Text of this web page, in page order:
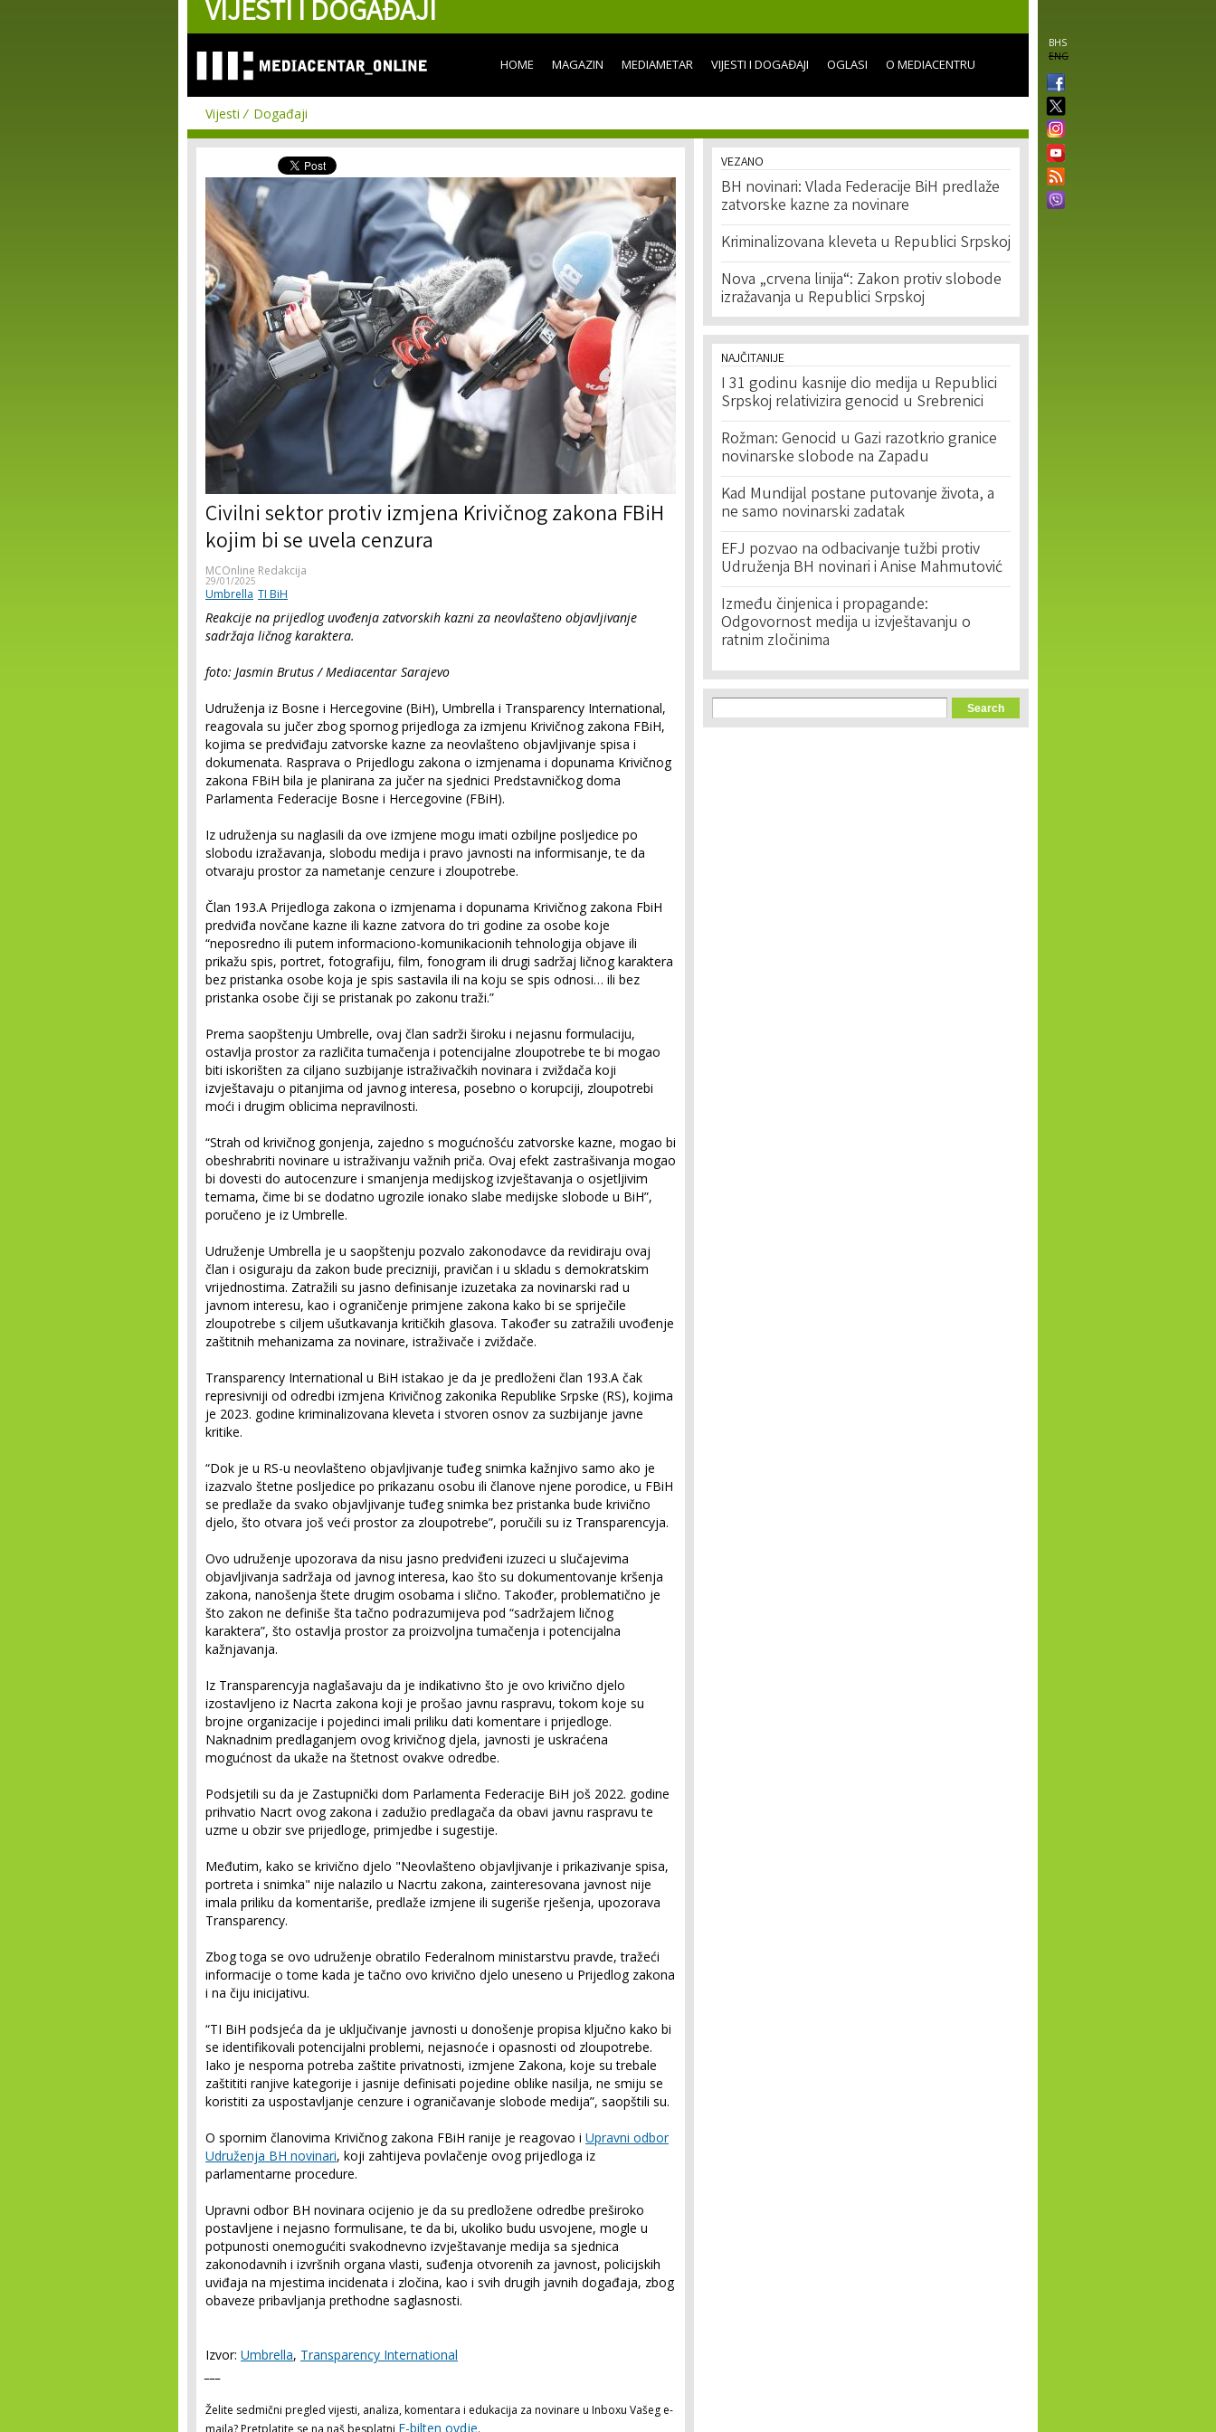
content
VIJESTI I DOGAĐAJI
BHS
ENG
HOME MAGAZIN MEDIAMETAR VIJESTI I DOGAĐAJI OGLASI O MEDIACENTRU
Vijesti Događaji
Civilni sektor protiv izmjena Krivičnog zakona FBiH
kojim bi se uvela cenzura
MCOnline Redakcija
29/01/2025
Umbrella TI BiH
Reakcije na prijedlog uvođenja zatvorskih kazni za neovlašteno objavljivanje
sadržaja ličnog karaktera.
foto: Jasmin Brutus / Mediacentar Sarajevo
Udruženja iz Bosne i Hercegovine (BiH), Umbrella i Transparency International,
reagovala su jučer zbog spornog prijedloga za izmjenu Krivičnog zakona FBiH,
kojima se predviđaju zatvorske kazne za neovlašteno objavljivanje spisa i
dokumenata. Rasprava o Prijedlogu zakona o izmjenama i dopunama Krivičnog
zakona FBiH bila je planirana za jučer na sjednici Predstavničkog doma
Parlamenta Federacije Bosne i Hercegovine (FBiH).
Iz udruženja su naglasili da ove izmjene mogu imati ozbiljne posljedice po
slobodu izražavanja, slobodu medija i pravo javnosti na informisanje, te da
otvaraju prostor za nametanje cenzure i zloupotrebe.
Član 193.A Prijedloga zakona o izmjenama i dopunama Krivičnog zakona FbiH
predviđa novčane kazne ili kazne zatvora do tri godine za osobe koje
“neposredno ili putem informaciono-komunikacionih tehnologija objave ili
prikažu spis, portret, fotografiju, film, fonogram ili drugi sadržaj ličnog karaktera
bez pristanka osobe koja je spis sastavila ili na koju se spis odnosi… ili bez
pristanka osobe čiji se pristanak po zakonu traži.”
Prema saopštenju Umbrelle, ovaj član sadrži široku i nejasnu formulaciju,
ostavlja prostor za različita tumačenja i potencijalne zloupotrebe te bi mogao
biti iskorišten za ciljano suzbijanje istraživačkih novinara i zviždača koji
izvještavaju o pitanjima od javnog interesa, posebno o korupciji, zloupotrebi
moći i drugim oblicima nepravilnosti.
“Strah od krivičnog gonjenja, zajedno s mogućnošću zatvorske kazne, mogao bi
obeshrabriti novinare u istraživanju važnih priča. Ovaj efekt zastrašivanja mogao
bi dovesti do autocenzure i smanjenja medijskog izvještavanja o osjetljivim
temama, čime bi se dodatno ugrozile ionako slabe medijske slobode u BiH”,
poručeno je iz Umbrelle.
Udruženje Umbrella je u saopštenju pozvalo zakonodavce da revidiraju ovaj
član i osiguraju da zakon bude precizniji, pravičan i u skladu s demokratskim
vrijednostima. Zatražili su jasno definisanje izuzetaka za novinarski rad u
javnom interesu, kao i ograničenje primjene zakona kako bi se spriječile
zloupotrebe s ciljem ušutkavanja kritičkih glasova. Također su zatražili uvođenje
zaštitnih mehanizama za novinare, istraživače i zviždače.
Transparency International u BiH istakao je da je predloženi član 193.A čak
represivniji od odredbi izmjena Krivičnog zakonika Republike Srpske (RS), kojima
je 2023. godine kriminalizovana kleveta i stvoren osnov za suzbijanje javne
kritike.
“Dok je u RS-u neovlašteno objavljivanje tuđeg snimka kažnjivo samo ako je
izazvalo štetne posljedice po prikazanu osobu ili članove njene porodice, u FBiH
se predlaže da svako objavljivanje tuđeg snimka bez pristanka bude krivično
djelo, što otvara još veći prostor za zloupotrebe”, poručili su iz Transparencyja.
Ovo udruženje upozorava da nisu jasno predviđeni izuzeci u slučajevima
objavljivanja sadržaja od javnog interesa, kao što su dokumentovanje kršenja
zakona, nanošenja štete drugim osobama i slično. Također, problematično je
što zakon ne definiše šta tačno podrazumijeva pod “sadržajem ličnog
karaktera”, što ostavlja prostor za proizvoljna tumačenja i potencijalna
kažnjavanja.
Iz Transparencyja naglašavaju da je indikativno što je ovo krivično djelo
izostavljeno iz Nacrta zakona koji je prošao javnu raspravu, tokom koje su
brojne organizacije i pojedinci imali priliku dati komentare i prijedloge.
Naknadnim predlaganjem ovog krivičnog djela, javnosti je uskraćena
mogućnost da ukaže na štetnost ovakve odredbe.
Podsjetili su da je Zastupnički dom Parlamenta Federacije BiH još 2022. godine
prihvatio Nacrt ovog zakona i zadužio predlagača da obavi javnu raspravu te
uzme u obzir sve prijedloge, primjedbe i sugestije.
Međutim, kako se krivično djelo "Neovlašteno objavljivanje i prikazivanje spisa,
portreta i snimka" nije nalazilo u Nacrtu zakona, zainteresovana javnost nije
imala priliku da komentariše, predlaže izmjene ili sugeriše rješenja, upozorava
Transparency.
Zbog toga se ovo udruženje obratilo Federalnom ministarstvu pravde, tražeći
informacije o tome kada je tačno ovo krivično djelo uneseno u Prijedlog zakona
i na čiju inicijativu.
“TI BiH podsjeća da je uključivanje javnosti u donošenje propisa ključno kako bi
se identifikovali potencijalni problemi, nejasnoće i opasnosti od zloupotrebe.
Iako je nesporna potreba zaštite privatnosti, izmjene Zakona, koje su trebale
zaštititi ranjive kategorije i jasnije definisati pojedine oblike nasilja, ne smiju se
koristiti za uspostavljanje cenzure i ograničavanje slobode medija”, saopštili su.
O spornim članovima Krivičnog zakona FBiH ranije je reagovao i Upravni odbor
Udruženja BH novinari, koji zahtijeva povlačenje ovog prijedloga iz
parlamentarne procedure.
Upravni odbor BH novinara ocijenio je da su predložene odredbe preširoko
postavljene i nejasno formulisane, te da bi, ukoliko budu usvojene, mogle u
potpunosti onemogućiti svakodnevno izvještavanje medija sa sjednica
zakonodavnih i izvršnih organa vlasti, suđenja otvorenih za javnost, policijskih
uviđaja na mjestima incidenata i zločina, kao i svih drugih javnih događaja, zbog
obaveze pribavljanja prethodne saglasnosti.
Izvor: Umbrella, Transparency International
Želite sedmični pregled vijesti, analiza, komentara i edukacija za novinare u Inboxu Vašeg e-
maila? Pretplatite se na naš besplatni E-bilten ovdje.
VEZANO
BH novinari: Vlada Federacije BiH predlaže
zatvorske kazne za novinare
Kriminalizovana kleveta u Republici Srpskoj
Nova „crvena linija“: Zakon protiv slobode
izražavanja u Republici Srpskoj
NAJČITANIJE
I 31 godinu kasnije dio medija u Republici
Srpskoj relativizira genocid u Srebrenici
Rožman: Genocid u Gazi razotkrio granice
novinarske slobode na Zapadu
Kad Mundijal postane putovanje života, a
ne samo novinarski zadatak
EFJ pozvao na odbacivanje tužbi protiv
Udruženja BH novinari i Anise Mahmutović
Između činjenica i propagande:
Odgovornost medija u izvještavanju o
ratnim zločinima
Search form
Search